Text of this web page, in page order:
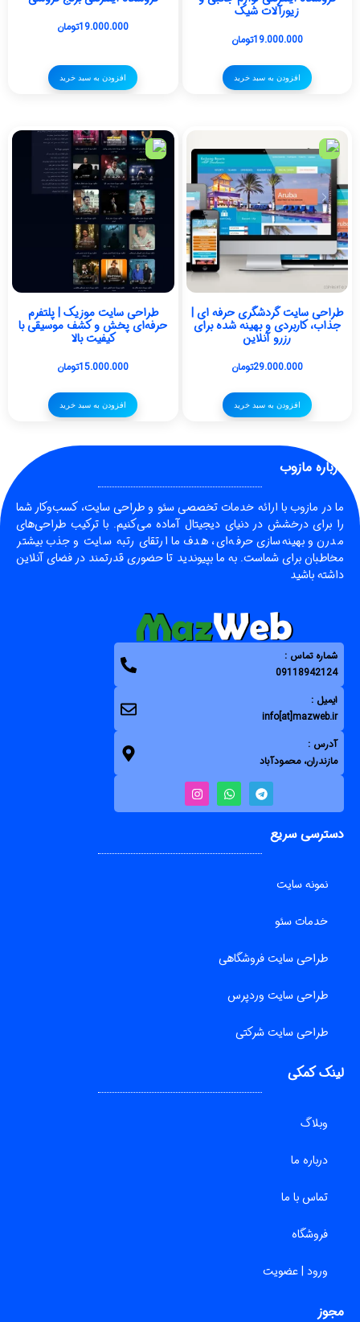
زیورآلات شیک
19.000.000تومان
افزودن به سبد خرید
19.000.000تومان
افزودن به سبد خرید
طراحی سایت گردشگری حرفه ای |
جذاب، کاربردی و بهینه شده برای
رزرو آنلاین
29.000.000تومان
افزودن به سبد خرید
طراحی سایت موزیک | پلتفرم
حرفه‌ای پخش و کشف موسیقی با
کیفیت بالا
15.000.000تومان
افزودن به سبد خرید
درباره مازوب
ما در مازوببا ارائه خدمات تخصصی سئو و طراحی سایت، کسب‌وکار شما
را برای درخشش در دنیای دیجیتال آماده می‌کنیم. با ترکیب طراحی‌های
مدرن و بهینه‌سازی حرفه‌ای، هدف ما ارتقای رتبه سایت و جذب بیشتر
مخاطبان برای شماست. به ما بپیوندید تا حضوری قدرتمند در فضای آنلاین
داشته باشید
شماره تماس :
09118942124
ایمیل :
info[at]mazweb.ir
آدرس :
مازندران، محمودآباد
دسترسی سریع
نمونه سایت
خدمات سئو
طراحی سایت فروشگاهی
طراحی سایت وردپرس
طراحی سایت شرکتی
لینک کمکی
وبلاگ
درباره ما
تماس با ما
فروشگاه
ورود | عضویت
مجوز